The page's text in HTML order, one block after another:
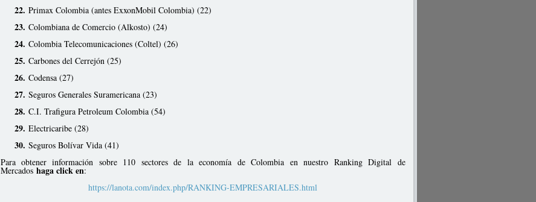
22. Primax Colombia (antes ExxonMobil Colombia) (22)
23. Colombiana de Comercio (Alkosto) (24)
24. Colombia Telecomunicaciones (Coltel) (26)
25. Carbones del Cerrejón (25)
26. Codensa (27)
27. Seguros Generales Suramericana (23)
28. C.I. Trafigura Petroleum Colombia (54)
29. Electricaribe (28)
30. Seguros Bolívar Vida (41)
Para obtener información sobre 110 sectores de la economía de Colombia en nuestro Ranking Digital de
Mercados haga click en:
https://lanota.com/index.php/RANKING-EMPRESARIALES.html